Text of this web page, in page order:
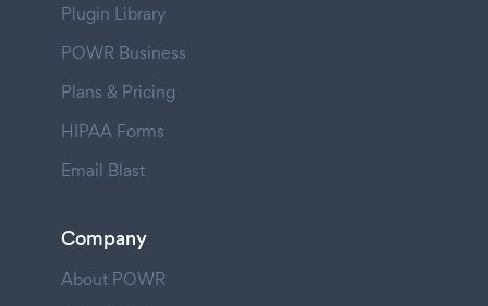
Plugin Library
POWR Business
Plans & Pricing
HIPAA Forms
Email Blast
Company
About POWR